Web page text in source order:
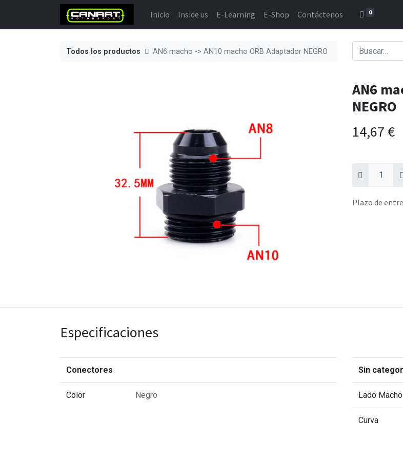
Inicio Inside us E-Learning E-Shop Contáctenos 0
Todos los productos AN6 macho -> AN10 macho ORB Adaptador NEGRO
AN6
NEGRO
14,67 €
Plazo de
Especificaciones
Conectores
Color Negro
Sin
Lado Macho
Curva